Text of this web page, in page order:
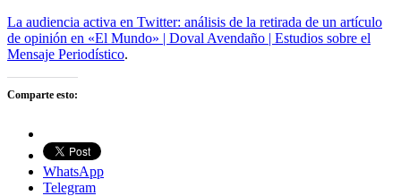
La audiencia activa en Twitter: análisis de la retirada de un artículo
de opinión en «El Mundo» | Doval Avendaño | Estudios sobre el
Mensaje Periodístico.
Comparte esto:
WhatsApp
Telegram